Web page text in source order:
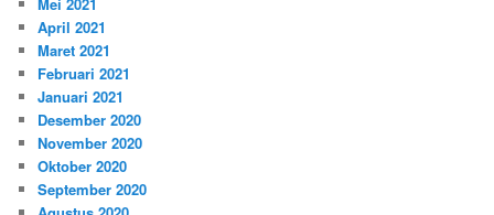
April 2021
Maret 2021
Februari 2021
Januari 2021
Desember 2020
November 2020
Oktober 2020
September 2020